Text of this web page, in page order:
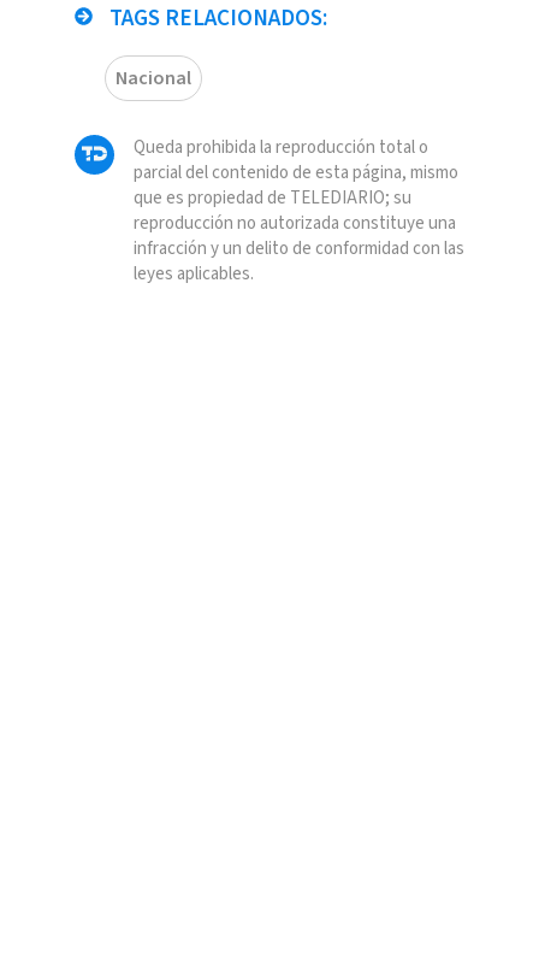
TAGS RELACIONADOS:
Nacional
Queda prohibida la reproducción total o
parcial del contenido de esta página, mismo
que es propiedad de TELEDIARIO; su
reproducción no autorizada constituye una
infracción y un delito de conformidad con las
leyes aplicables.